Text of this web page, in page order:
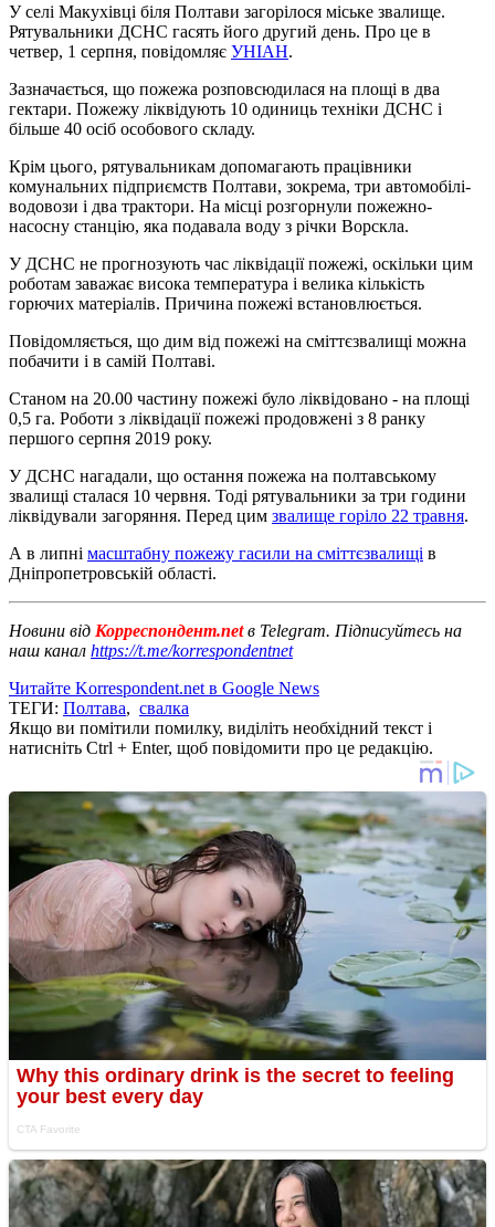
У селі Макухівці біля Полтави загорілося міське звалище.
Рятувальники ДСНС гасять його другий день. Про це в
четвер, 1 серпня, повідомляє УНІАН.
Зазначається, що пожежа розповсюдилася на площі в два
гектари. Пожежу ліквідують 10 одиниць техніки ДСНС і
більше 40 осіб особового складу.
Крім цього, рятувальникам допомагають працівники
комунальних підприємств Полтави, зокрема, три автомобілі-
водовози і два трактори. На місці розгорнули пожежно-
насосну станцію, яка подавала воду з річки Ворскла.
У ДСНС не прогнозують час ліквідації пожежі, оскільки цим
роботам заважає висока температура і велика кількість
горючих матеріалів. Причина пожежі встановлюється.
Повідомляється, що дим від пожежі на сміттєзвалищі можна
побачити і в самій Полтаві.
Станом на 20.00 частину пожежі було ліквідовано - на площі
0,5 га. Роботи з ліквідації пожежі продовжені з 8 ранку
першого серпня 2019 року.
У ДСНС нагадали, що остання пожежа на полтавському
звалищі сталася 10 червня. Тоді рятувальники за три години
ліквідували загоряння. Перед цим звалище горіло 22 травня.
А в липні масштабну пожежу гасили на сміттєзвалищі в
Дніпропетровській області.
Новини від Корреспондент.netв Telegram. Підписуйтесь на
наш канал https://t.me/korrespondentnet
Читайте Korrespondent.net в Google News
ТЕГИ: Полтава, свалка
Якщо ви помітили помилку, виділіть необхідний текст і
натисніть Ctrl + Enter, щоб повідомити про це редакцію.